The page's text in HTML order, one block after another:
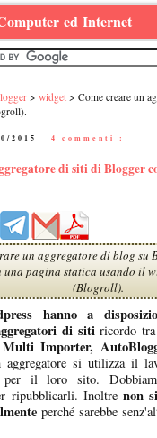
ed Internet
widget
Come creare un
2015 4 commenti :
di siti di Blogger
un aggregatore di blog su
una pagina statica usando il
(Blogroll).
hanno a
di sitiricordo
Multi Importer,
aggregatore si utilizza il
per il loro sito.
ripubblicarli. Inoltre non
perché sarebbe